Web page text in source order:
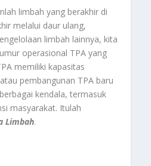
limbah yang berakhir di
melalui daur ulang,
limbah lainnya, kita
operasional TPA yang
memiliki kapasitas
pembangunan TPA baru
kendala, termasuk
masyarakat. Itulah
Limbah.